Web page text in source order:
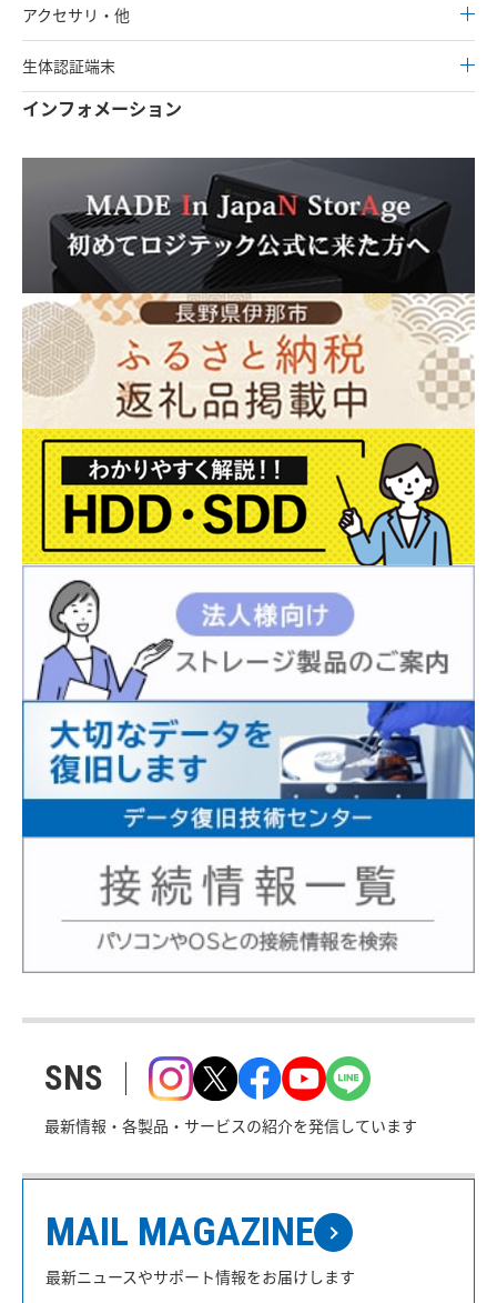
アクセサリ・他
生体認証端末
インフォメーション
SNS
最新情報・各製品・サービスの紹介を発信しています
MAIL MAGAZINE
最新ニュースやサポート情報をお届けします